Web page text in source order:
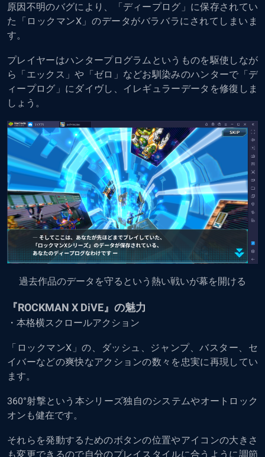
原因不明のバグにより、「ディープログ」に保存されてい
た「ロックマンX」のデータがバラバラにされてしまいま
す。
プレイヤーはハンタープログラムというものを駆使しなが
ら「エックス」や「ゼロ」などお馴染みのハンターで「デ
ィープログ」にダイヴし、イレギュラーデータを修復しま
しょう。
過去作品のデータを守るという熱い戦いが幕を開ける
『ROCKMAN X DiVE』の魅力
・本格横スクロールアクション
「ロックマンX」の、ダッシュ、ジャンプ、バスター、セ
イバーなどの爽快なアクションの数々を忠実に再現してい
ます。
360°射撃という本シリーズ独自のシステムやオートロック
オンも健在です。
それらを発動するためのボタンの位置やアイコンの大きさ
も変更できるので自分のプレイスタイルに合うように調節